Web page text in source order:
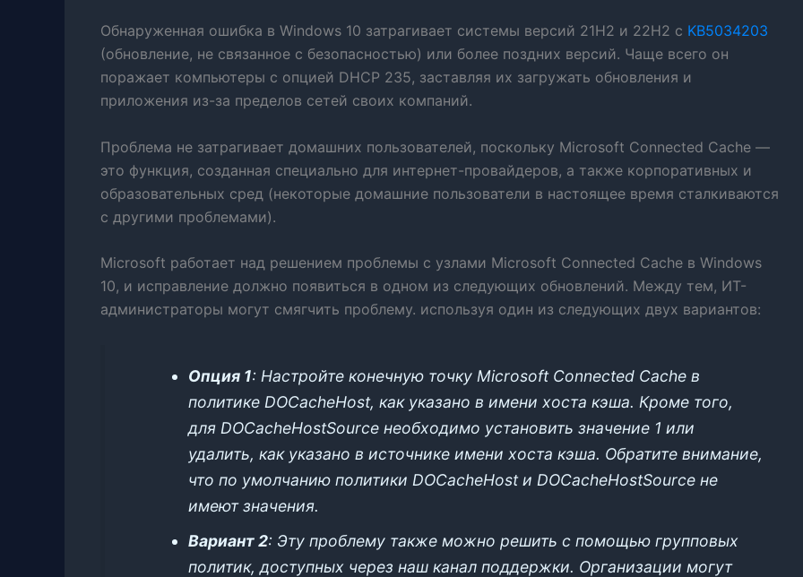
Обнаруженная ошибка в Windows 10 затрагивает системы версий 21H2 и 22H2 с KB5034203
(обновление, не связанное с безопасностью) или более поздних версий. Чаще всего он
поражает компьютеры с опцией DHCP 235, заставляя их загружать обновления и
приложения из-за пределов сетей своих компаний.
Проблема не затрагивает домашних пользователей, поскольку Microsoft Connected Cache —
это функция, созданная специально для интернет-провайдеров, а также корпоративных и
образовательных сред (некоторые домашние пользователи в настоящее время сталкиваются
с другими проблемами).
Microsoft работает над решением проблемы с узлами Microsoft Connected Cache в Windows
10, и исправление должно появиться в одном из следующих обновлений. Между тем, ИТ-
администраторы могут смягчить проблему. используя один из следующих двух вариантов:
Опция 1: Настройте конечную точку Microsoft Connected Cache в
политике DOCacheHost, как указано в имени хоста кэша. Кроме того,
для DOCacheHostSource необходимо установить значение 1 или
удалить, как указано в источнике имени хоста кэша. Обратите внимание,
что по умолчанию политики DOCacheHost и DOCacheHostSource не
имеют значения.
Вариант 2: Эту проблему также можно решить с помощью групповых
политик, доступных через наш канал поддержки. Организации могут